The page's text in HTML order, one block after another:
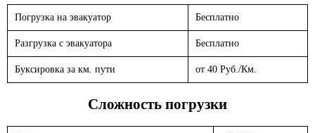
Погрузка на эвакуатор Бесплатно
Разгрузка с эвакуатора Бесплатно
Буксировка за км. пути от 40 Руб./Км.
Сложность погрузки